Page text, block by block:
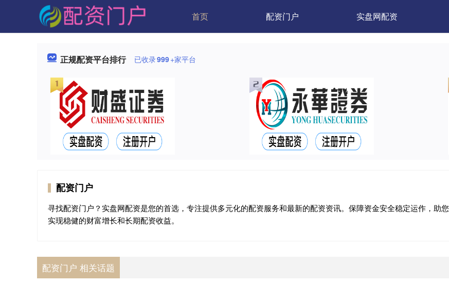
首页 配资门户 实盘网配资
正规配资平台排行 已收录999+家平台
配资门户
寻找配资门户？实盘网配资是您的首选，专注提供多元化的配资服务和最新的配资资讯。保障资金安全稳定运作，助您
实现稳健的财富增长和长期配资收益。
配资门户 相关话题